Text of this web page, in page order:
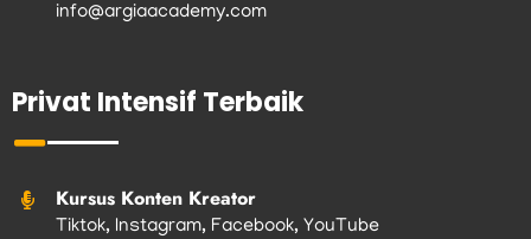
info@argiaacademy.com
Privat Intensif Terbaik
Kursus Konten Kreator
Tiktok, Instagram, Facebook, YouTube